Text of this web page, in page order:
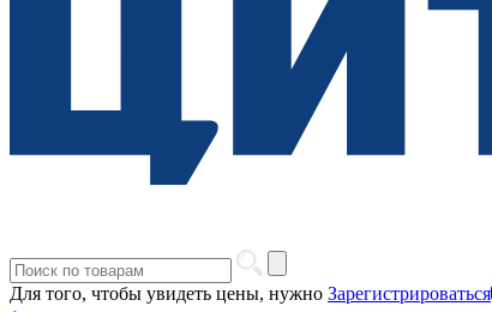
Для того, чтобы увидеть цены, нужно Зарегистрироваться